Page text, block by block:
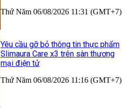
Thứ Năm 06/08/2026 11:31 (GMT+7)
Yêu cầu gỡ bỏ thông tin thực phẩm
Slimaura Care x3 trên sàn thương
mại điện tử
Thứ Năm 06/08/2026 11:16 (GMT+7)